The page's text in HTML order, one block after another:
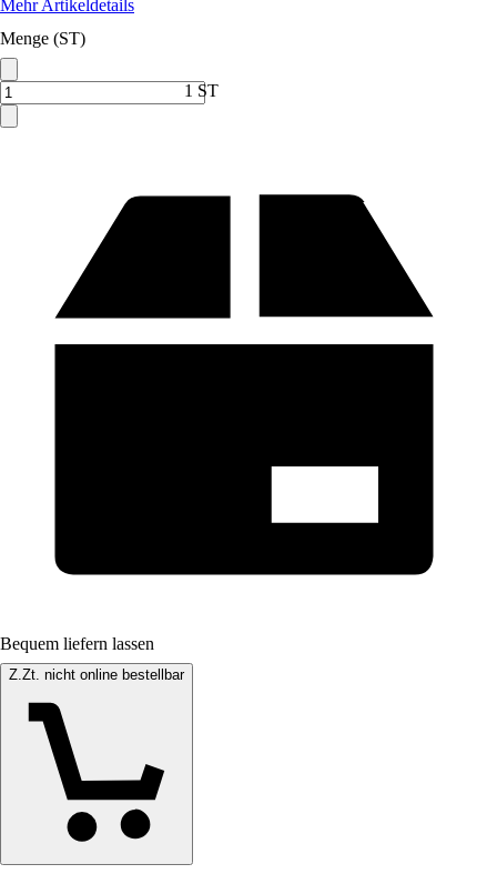
Mehr Artikeldetails
Menge (ST)
1 ST
Bequem liefern lassen
Z.Zt. nicht online bestellbar